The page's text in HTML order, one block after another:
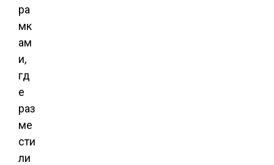
ра
мк
ам
и,
гд
е
раз
ме
сти
ли